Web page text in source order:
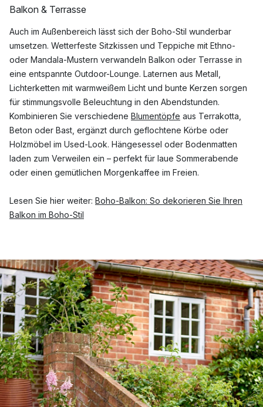
Balkon & Terrasse
Auch im Außenbereich lässt sich der Boho-Stil wunderbar
umsetzen. Wetterfeste Sitzkissen und Teppiche mit Ethno-
oder Mandala-Mustern verwandeln Balkon oder Terrasse in
eine entspannte Outdoor-Lounge. Laternen aus Metall,
Lichterketten mit warmweißem Licht und bunte Kerzen sorgen
für stimmungsvolle Beleuchtung in den Abendstunden.
Kombinieren Sie verschiedene Blumentöpfe aus Terrakotta,
Beton oder Bast, ergänzt durch geflochtene Körbe oder
Holzmöbel im Used-Look. Hängesessel oder Bodenmatten
laden zum Verweilen ein – perfekt für laue Sommerabende
oder einen gemütlichen Morgenkaffee im Freien.
Lesen Sie hier weiter: Boho-Balkon: So dekorieren Sie Ihren
Balkon im Boho-Stil